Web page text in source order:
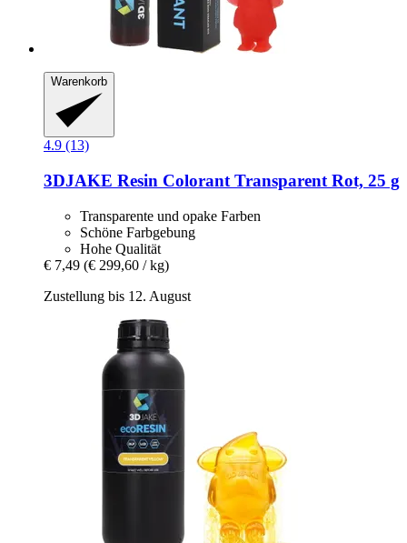
Warenkorb
4.9 (13)
3DJAKE Resin Colorant Transparent Rot, 25 g
Transparente und opake Farben
Schöne Farbgebung
Hohe Qualität
€ 7,49 (€ 299,60 / kg)
Zustellung bis 12. August